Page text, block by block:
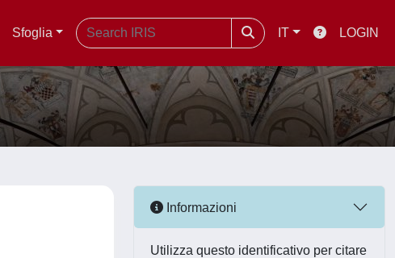
Sfoglia IT LOGIN
Informazioni
Utilizza questo identificativo per citare